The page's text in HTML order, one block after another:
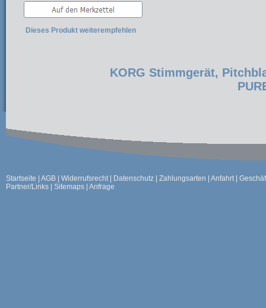
Dieses Produkt weiterempfehlen
KORG Stimmgerät,
Startseite AGB Widerrufsrecht| Datenschutz Zahlungsarten Anfahrt|
Partner/Links
Sitemaps Anfrage